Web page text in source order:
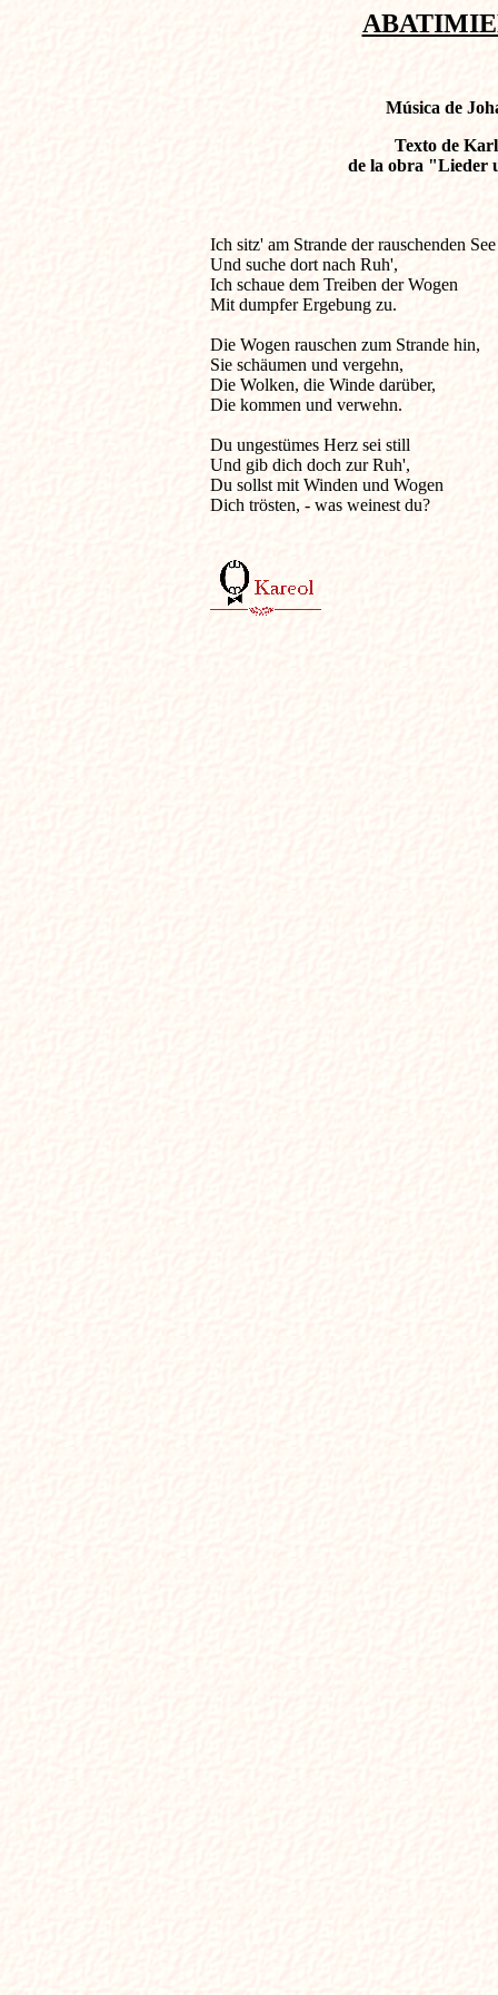
Música de
Texto de
de la obra "Lieder
Ich sitz' am Strande der rauschenden See
Und suche dort nach Ruh',
Ich schaue dem Treiben
Mit dumpfer Ergebung zu.
Die Wogen rauschen zum Strande hin,
Sie schäumen und vergehn,
Die Wolken, die Winde darüber,
Die kommen und verwehn.
Du ungestümes Herz sei still
Und gib dich doch zur Ruh',
Du sollst mit Winden und Wogen
Dich trösten, - was weinest du?